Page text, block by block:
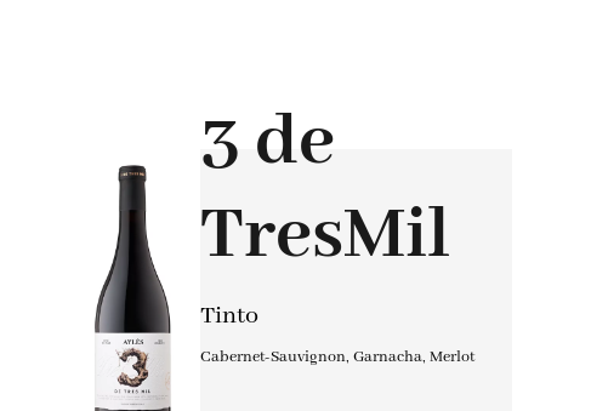
3 de
TresMil
Tinto
Cabernet-Sauvignon,Garnacha,Merlot